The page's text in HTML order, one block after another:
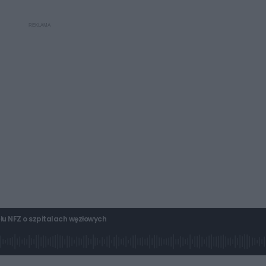
NFZ o szpitalach węzłowych